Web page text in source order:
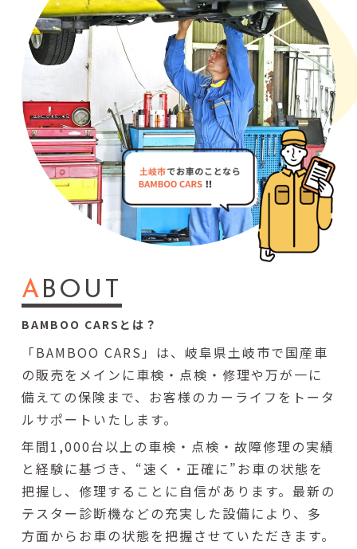
ABOUT
BAMBOO CARSとは？
「BAMBOO CARS」は、岐阜県土岐市で国産車
の販売をメインに車検・点検・修理や万が一に
備えての保険まで、お客様のカーライフをトータ
ルサポートいたします。
年間1,000台以上の車検・点検・故障修理の実績
と経験に基づき、“速く・正確に”お車の状態を
把握し、修理することに自信があります。最新の
テスター診断機などの充実した設備により、多
方面からお車の状態を把握させていただきます。